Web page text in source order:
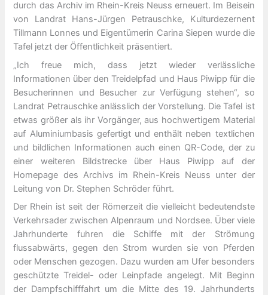
durch das Archiv im Rhein-Kreis Neuss erneuert. Im Beisein
von Landrat Hans-Jürgen Petrauschke, Kulturdezernent
Tillmann Lonnes und Eigentümerin Carina Siepen wurde die
Tafel jetzt der Öffentlichkeit präsentiert.
„Ich freue mich, dass jetzt wieder verlässliche
Informationen über den Treidelpfad und Haus Piwipp für die
Besucherinnen und Besucher zur Verfügung stehen“, so
Landrat Petrauschke anlässlich der Vorstellung. Die Tafel ist
etwas größer als ihr Vorgänger, aus hochwertigem Material
auf Aluminiumbasis gefertigt und enthält neben textlichen
und bildlichen Informationen auch einen QR-Code, der zu
einer weiteren Bildstrecke über Haus Piwipp auf der
Homepage des Archivs im Rhein-Kreis Neuss unter der
Leitung von Dr. Stephen Schröder führt.
Der Rhein ist seit der Römerzeit die vielleicht bedeutendste
Verkehrsader zwischen Alpenraum und Nordsee. Über viele
Jahrhunderte fuhren die Schiffe mit der Strömung
flussabwärts, gegen den Strom wurden sie von Pferden
oder Menschen gezogen. Dazu wurden am Ufer besonders
geschützte Treidel- oder Leinpfade angelegt. Mit Beginn
der Dampfschifffahrt um die Mitte des 19. Jahrhunderts